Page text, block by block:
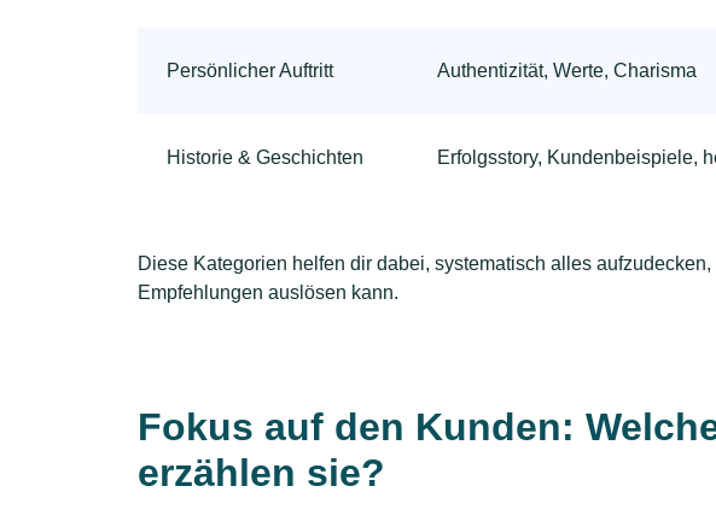
Persönlicher Auftritt Authentizität, Werte, Charisma
Historie & Geschichten Erfolgsstory, Kundenbeispiele,
Diese Kategorien helfen dir dabei, systematisch alles
Empfehlungen auslösen kann.
Fokus auf den Kunden:
erzählen sie?